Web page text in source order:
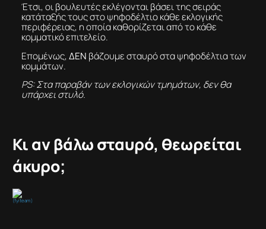
Έτσι, οι βουλευτές εκλέγονται βάσει της σειράς
κατάταξής τους στο ψηφοδέλτιο κάθε εκλογικής
περιφέρειας, η οποία καθορίζεται από το κάθε
κομματικό επιτελείο.
Επομένως, ΔΕΝ βάζουμε σταυρό στα ψηφοδέλτια των
κομμάτων.
PS: Στα παραβάν των εκλογικών τμημάτων, δεν θα
υπάρχει στυλό.
Κι αν βάλω σταυρό, θεωρείται
άκυρο;
(fyiteam)